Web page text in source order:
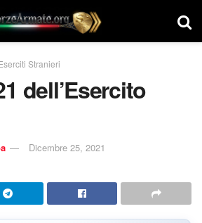
Stranieri
dell’Esercito
Dicembre 25, 2021